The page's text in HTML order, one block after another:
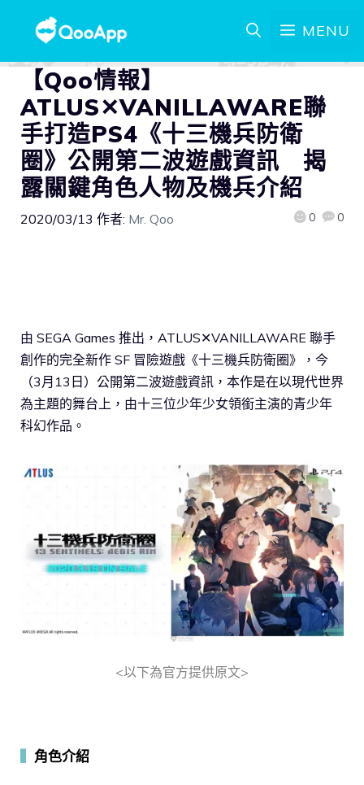
MENU
【Qoo情報】
ATLUS✕VANILLAWARE聯
手打造PS4《十三機兵防衛
圈》公開第二波遊戲資訊 揭
露關鍵角色人物及機兵介紹
2020/03/13 作者: Mr. Qoo 0 0
由 SEGA Games 推出，ATLUS✕VANILLAWARE 聯手
創作的完全新作 SF 冒險遊戲《十三機兵防衛圈》，今
（3月13日）公開第二波遊戲資訊，本作是在以現代世界
為主題的舞台上，由十三位少年少女領銜主演的青少年
科幻作品。
<以下為官方提供原文>
角色介紹